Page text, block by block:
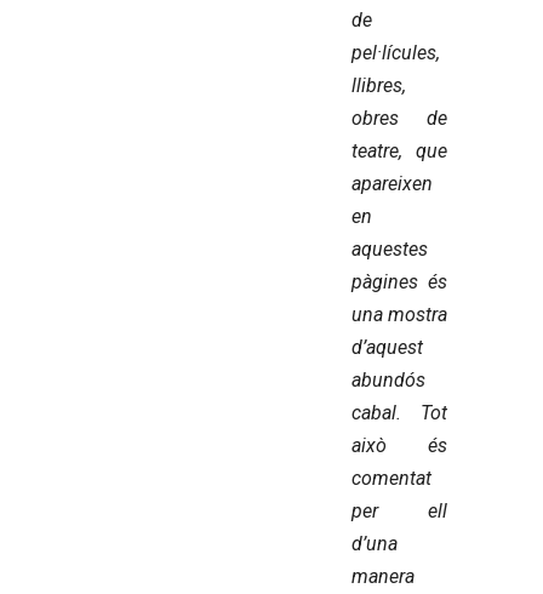
de
pel·lícules,
llibres,
obres de
teatre, que
apareixen
en
aquestes
pàgines és
una mostra
d’aquest
abundós
cabal. Tot
això és
comentat
per ell
d’una
manera